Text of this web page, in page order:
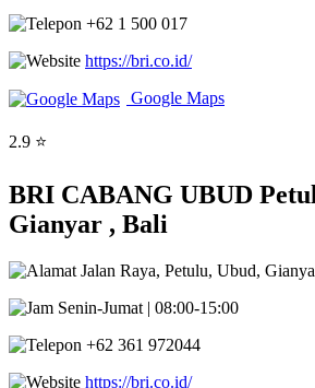
+62 1 500 017
https://bri.co.id/
Google Maps
2.9 ⭐
BRI CABANG UBUD
Gianyar , Bali
Jalan Raya, Petulu, Ubud,
Senin-Jumat | 08:00-15:00
+62 361 972044
https://bri.co.id/